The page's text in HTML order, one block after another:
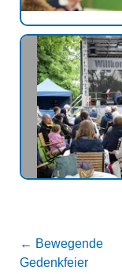
← Bewegende
Gedenkfeier